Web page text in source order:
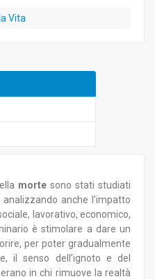
Vita
morte sono stati studiati
anche l’impatto
lavorativo, economico,
è stimolare a dare un
per poter gradualmente
il senso dell’ignoto e del
in chi rimuove la realtà